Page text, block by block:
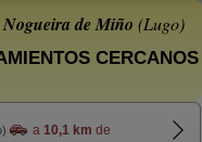
Nogueira de Miño (Lugo)
CERCANOS
a 10,1 km de